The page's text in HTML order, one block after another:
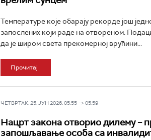
Температуре које обарају рекорде још
запослених који раде на отвореном.
да је широм света прекомерној врућини...
Прочитај
ЧЕТВРТАК, 25. ЈУН 2026, 05:55 -> 05:59
Нацрт закона отворио дилему –
запошљавање особа са